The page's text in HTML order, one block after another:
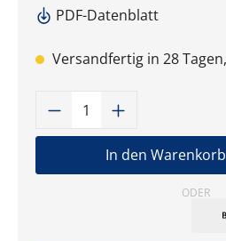
PDF-Datenblatt
Versandfertig in 28
Produkt Anzahl:
In den Warenkorb
ODER